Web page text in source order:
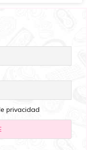
privacidad